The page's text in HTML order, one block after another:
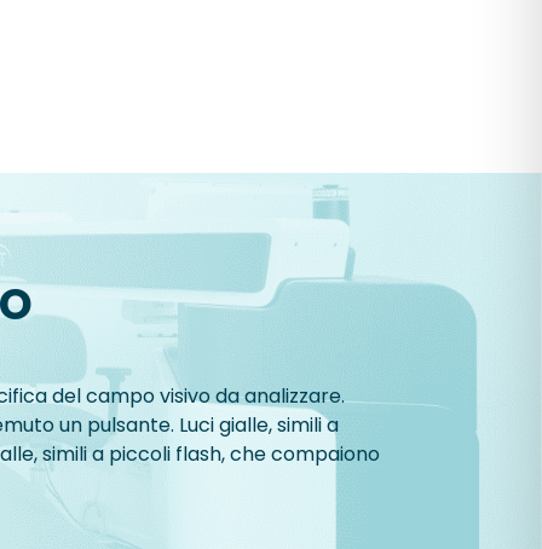
del campo visivo da analizzare.
un pulsante. Luci gialle, simili a
simili a piccoli flash, che compaiono